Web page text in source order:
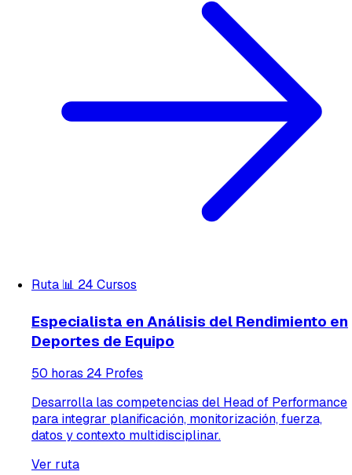
Ruta 📊 24 Cursos
Especialista en Análisis del Rendimiento en
Deportes de Equipo
50 horas 24 Profes
Desarrolla las competencias del Head of Performance
para integrar planificación, monitorización, fuerza,
datos y contexto multidisciplinar.
Ver ruta